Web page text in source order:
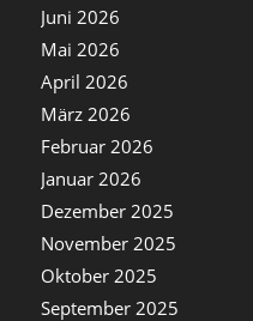
Juni 2026
Mai 2026
April 2026
März 2026
Februar 2026
Januar 2026
Dezember 2025
November 2025
Oktober 2025
September 2025